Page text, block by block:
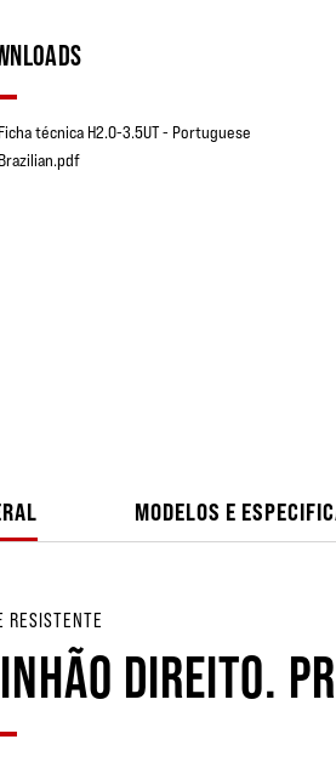
Ficha técnica H2.0-3.5UT - Portuguese
Brazilian.pdf
MODELOS E
RESISTENTE
DIREITO.